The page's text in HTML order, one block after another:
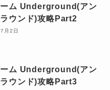
ーム Underground(アン
ウンド)攻略Part2
月2日
ーム Underground(アン
ウンド)攻略Part3